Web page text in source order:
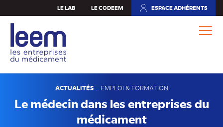
au
contenu
principal
LE LAB LE CODEEM ESPACE ADHÉRENTS
(NOUVEL
ACTUALITÉS- EMPLOI & FORMATION
Le médecin dans les entreprises du
médicament